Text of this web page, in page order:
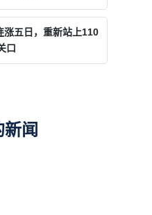
五日，重新站上110
口
闻